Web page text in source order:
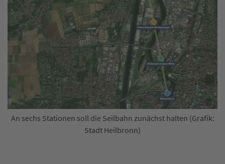
An sechs Stationen soll die Seilbahn zunächst halten (Grafik:
Stadt Heilbronn)